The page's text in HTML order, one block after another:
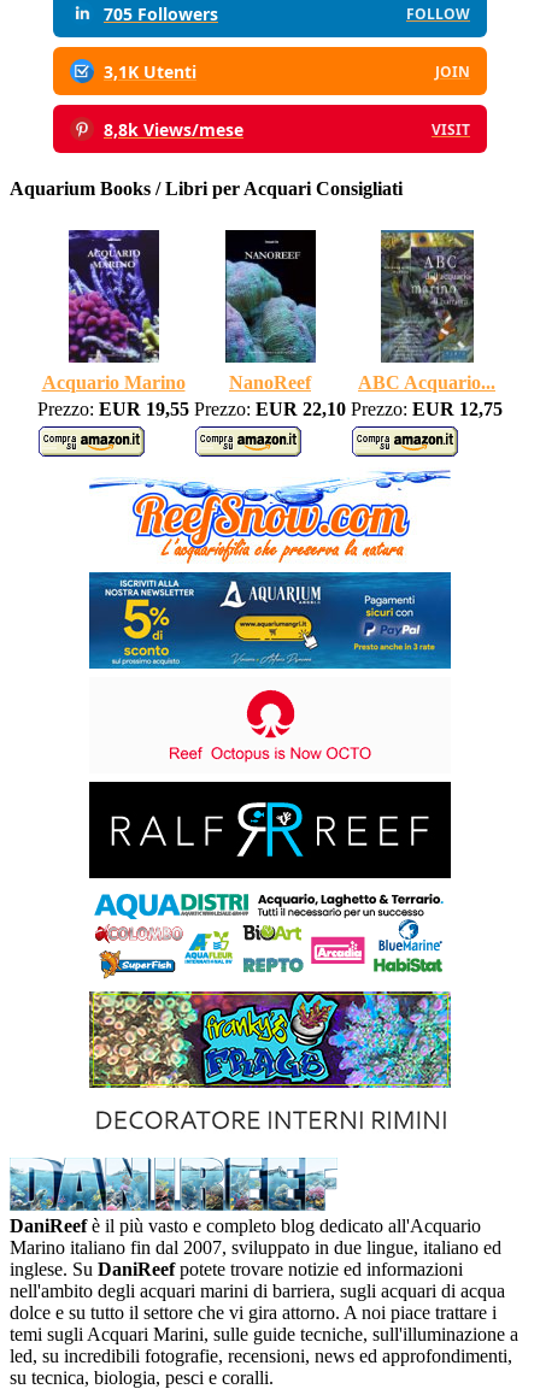
705 Followers FOLLOW
3,1K Utenti JOIN
8,8k Views/mese VISIT
Aquarium Books / Libri per Acquari Consigliati
Acquario Marino NanoReef
ABC Acquario...
Prezzo: EUR 19,55 Prezzo: EUR 22,10 Prezzo: EUR 12,75
DaniReefè il più vasto e completo blog dedicato all'Acquario
Marino italiano fin dal 2007, sviluppato in due lingue, italiano ed
inglese. Su DaniReefpotete trovare notizie ed informazioni
nell'ambito degli acquari marini di barriera, sugli acquari di acqua
dolce e su tutto il settore che vi gira attorno. A noi piace trattare i
temi sugli Acquari Marini, sulle guide tecniche, sull'illuminazione a
led, su incredibili fotografie, recensioni, news ed approfondimenti,
su tecnica, biologia, pesci e coralli.